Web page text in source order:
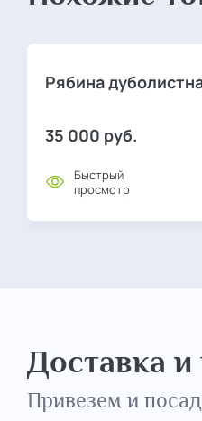
Рябина
35 000 руб.
Быстрый
просмотр
Доставка и
Привезем и